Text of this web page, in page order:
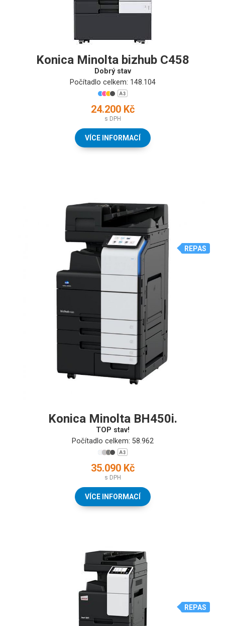
Konica Minolta bizhub C458
Dobrý stav
Počítadlo celkem: 148.104
24.200 Kč
s DPH
VÍCE INFORMACÍ
REPAS
Konica Minolta BH450i.
TOP stav!
Počítadlo celkem: 58.962
35.090 Kč
s DPH
VÍCE INFORMACÍ
REPAS